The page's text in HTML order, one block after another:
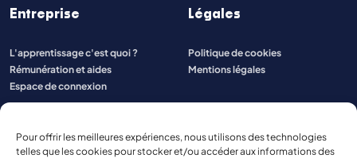
Pour offrir les meilleures expériences, nous utilisons des technologies
telles que les cookies pour stocker et/ou accéder aux informations des
Entreprise
L'apprentissage c'est quoi ?
Rémunération et aides
Espace de connexion
Légales
Politique de cookies
Mentions légales